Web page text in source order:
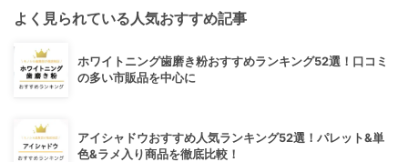
よく見られている人気おすすめ記事
ホワイトニング歯磨き粉おすすめランキング52選！口コミ
の多い市販品を中心に
アイシャドウおすすめ人気ランキング52選！パレット&単
色&ラメ入り商品を徹底比較！